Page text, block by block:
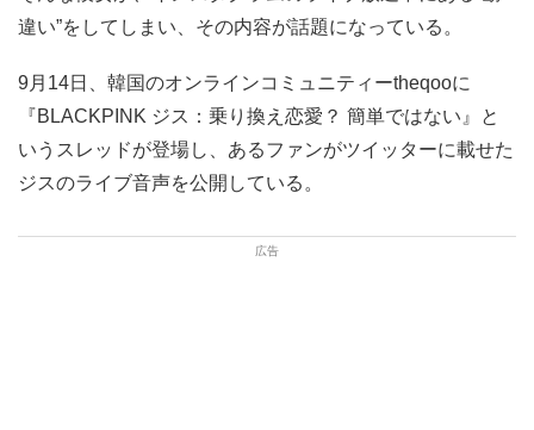
違い”をしてしまい、その内容が話題になっている。
9月14日、韓国のオンラインコミュニティーtheqooに
『BLACKPINK ジス：乗り換え恋愛？ 簡単ではない』と
いうスレッドが登場し、あるファンがツイッターに載せた
ジスのライブ音声を公開している。